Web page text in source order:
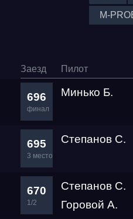
M-
Заезд Пилот
696
финал
Минько Б.
695
3 место
Степанов С.
670
1/2
Степанов С.
Горовой А.